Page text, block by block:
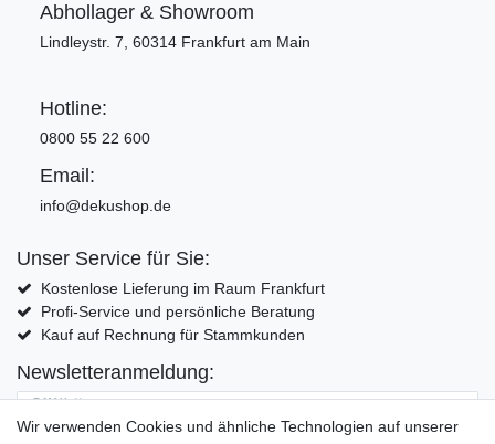
Abhollager & Showroom
Lindleystr. 7, 60314 Frankfurt am Main
Hotline:
0800 55 22 600
Email:
info@dekushop.de
Unser Service für Sie:
Kostenlose Lieferung im Raum Frankfurt
Profi-Service und persönliche Beratung
Kauf auf Rechnung für Stammkunden
Newsletteranmeldung:
E-MAIL **
Wir verwenden Cookies und ähnliche Technologien auf unserer